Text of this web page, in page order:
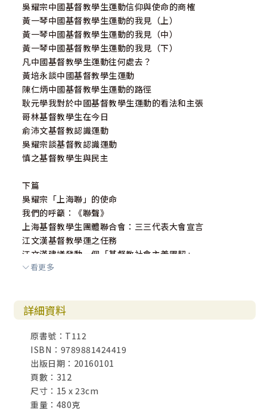
吳耀宗中國基督教學生運動信仰與使命的商榷
黃一琴中國基督教學生運動的我見（上）
黃一琴中國基督教學生運動的我見（中）
黃一琴中國基督教學生運動的我見（下）
凡中國基督教學生運動往何處去？
黃培永談中國基督教學生運動
陳仁炳中國基督教學生運動的路徑
耿元學我對於中國基督教學生運動的看法和主張
哥林基督教學生在今日
俞沛文基督教認識運動
吳耀宗談基督教認識運動
慎之基督教學生與民主
下篇
吳耀宗「上海聯」的使命
我們的呼籲：《聯聲》
上海基督教學生團體聯合會：三三代表大會宣言
江文漢基督教學運之任務
江文漢建議發動一個「基督教社會主義團契」
江文漢基督徒青年的人生觀
保羅一個以色列民族英雄的死
哥林耶穌的誕生
洛麗揚遠方
英文目錄
看更多
詳細資料
原書號：T112
ISBN：9789881424419
出版日期：20160101
頁數：312
尺寸：15 x 23cm
重量：480克